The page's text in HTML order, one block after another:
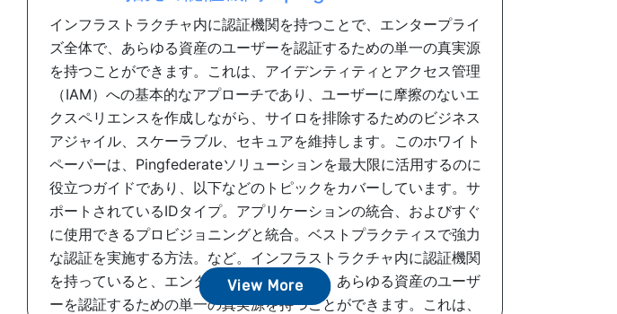
インフラストラクチャ内に認証機関を持つことで、エンタープライ
ズ全体で、あらゆる資産のユーザーを認証するための単一の真実源
を持つことができます。これは、アイデンティティとアクセス管理
（IAM）への基本的なアプローチであり、ユーザーに摩擦のないエ
クスペリエンスを作成しながら、サイロを排除するためのビジネス
アジャイル、スケーラブル、セキュアを維持します。このホワイト
ペーパーは、Pingfederateソリューションを最大限に活用するのに
役立つガイドであり、以下などのトピックをカバーしています。サ
ポートされているIDタイプ。アプリケーションの統合、およびすぐ
に使用できるプロビジョニングと統合。ベストプラクティスで強力
な認証を実施する方法。など。インフラストラクチャ内に認証機関
を持っていると、エンタープライズ全体で、あらゆる資産のユーザ
ーを認証するための単一の真実源を持つことができます。これは、
View More